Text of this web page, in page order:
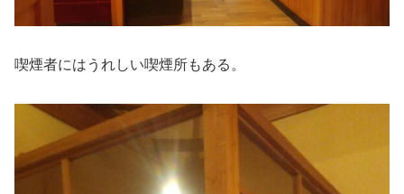
喫煙者にはうれしい喫煙所もある。